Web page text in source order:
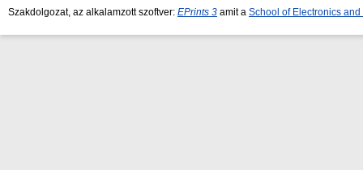
Szakdolgozat, az alkalamzott szoftver: EPrints 3 amit a School of Electronics